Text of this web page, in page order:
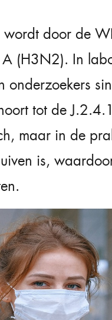
door de
(H3N2). In
tot de
maar in de
is,